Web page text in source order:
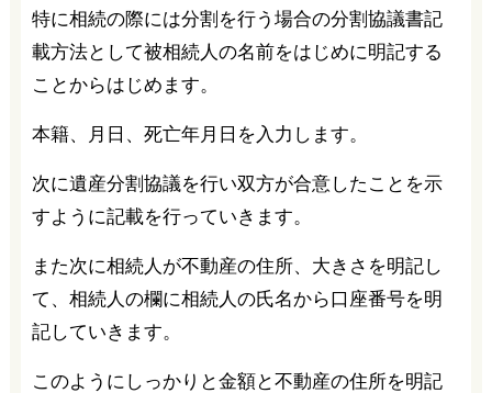
特に相続の際には分割を行う場合の分割協議書記
載方法として被相続人の名前をはじめに明記する
ことからはじめます。
本籍、月日、死亡年月日を入力します。
次に遺産分割協議を行い双方が合意したことを示
すように記載を行っていきます。
また次に相続人が不動産の住所、大きさを明記し
て、相続人の欄に相続人の氏名から口座番号を明
記していきます。
このようにしっかりと金額と不動産の住所を明記